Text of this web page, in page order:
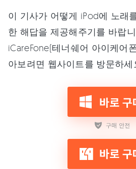
이 기사가 어떻게 iPod에 노래
한 해답을 제공해주기를 바랍
iCareFone(테너쉐어 아이케어
아보려면 웹사이트를 방문하세